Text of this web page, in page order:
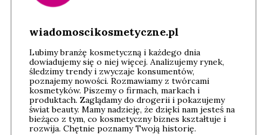
wiadomoscikosmetyczne.pl
Lubimy branżę kosmetyczną i każdego dnia
dowiadujemy się o niej więcej. Analizujemy rynek,
śledzimy trendy i zwyczaje konsumentów,
poznajemy nowości. Rozmawiamy z twórcami
kosmetyków. Piszemy o firmach, markach i
produktach. Zaglądamy do drogerii i pokazujemy
świat beauty. Mamy nadzieję, że dzięki nam jesteś na
bieżąco z tym, co kosmetyczny biznes kształtuje i
rozwija. Chętnie poznamy Twoją historię.